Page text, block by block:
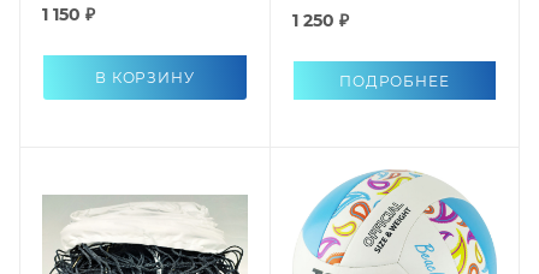
1 150 ₽
В КОРЗИНУ
1 250 ₽
ПОДРОБНЕЕ